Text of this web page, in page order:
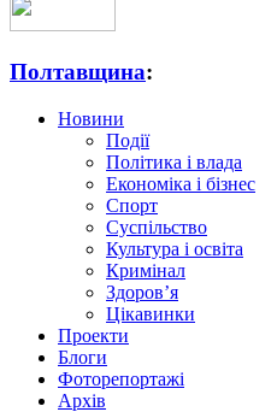
Полтавщина:
Новини
Події
Політика і влада
Економіка і бізнес
Спорт
Суспільство
Культура і освіта
Кримінал
Здоров’я
Цікавинки
Проекти
Блоги
Фоторепортажі
Архів